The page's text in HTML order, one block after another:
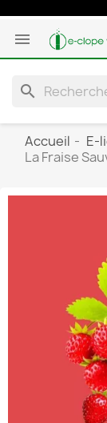

search
Accueil E-
La Fraise